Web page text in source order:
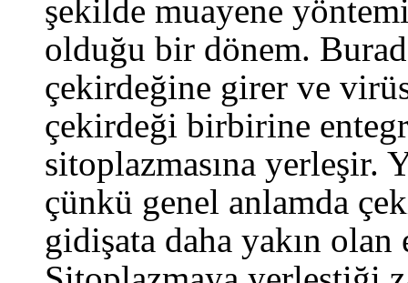
şekilde muayene
olduğu bir dönem.
çekirdeğine girer ve
çekirdeği birbirine
sitoplazmasına yerleşir.
çünkü genel anlamda
gidişata daha yakın